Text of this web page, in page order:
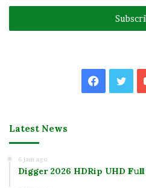
Email
Latest News
6 jam ago
Digger 2026 HDRip UHD